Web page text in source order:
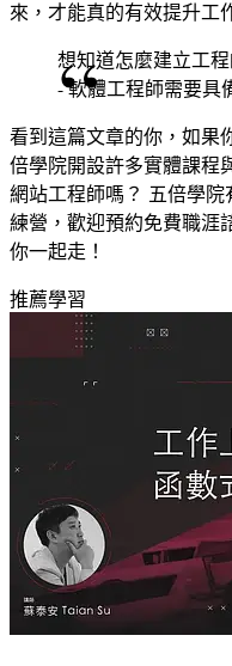
來，才能真的有效提升工
想知道怎麼建立工
-軟體工程師需要具
看到這篇文章的你，如果
倍學院開設許多實體課程
網站工程師嗎？ 五倍學院
練營，歡迎預約免費職涯
你一起走！
推薦學習